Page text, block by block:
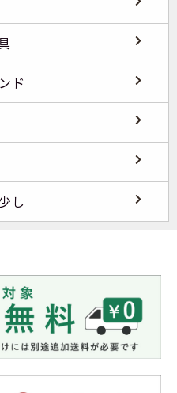
ド
し